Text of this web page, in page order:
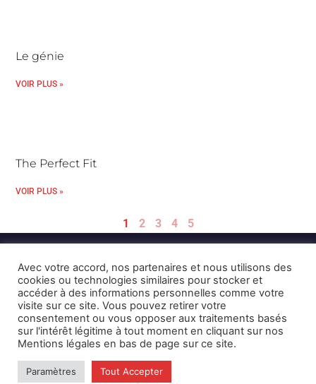
Le génie
VOIR PLUS »
The Perfect Fit
VOIR PLUS »
1 2 3 4 5
Mentions Légales et CGU Crédits
© 2026 © Karulynk
Avec votre accord, nos partenaires et nous utilisons des
cookies ou technologies similaires pour stocker et
accéder à des informations personnelles comme votre
visite sur ce site. Vous pouvez retirer votre
consentement ou vous opposer aux traitements basés
sur l'intérêt légitime à tout moment en cliquant sur nos
Mentions légales en bas de page sur ce site.
Paramètres Tout Accepter